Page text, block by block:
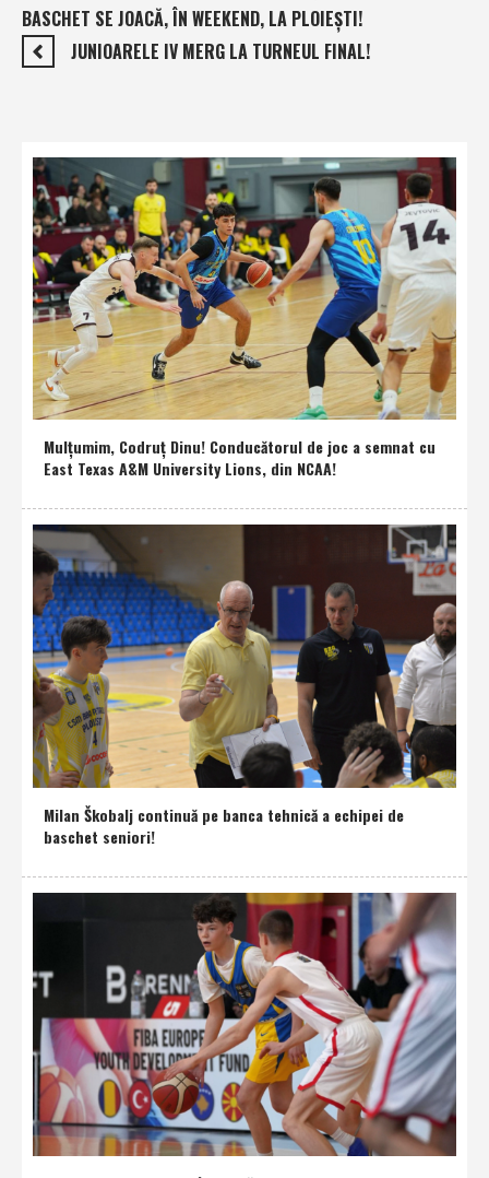
BASCHET SE JOACĂ, ÎN WEEKEND, LA PLOIEŞTI!
JUNIOARELE IV MERG LA TURNEUL FINAL!
Mulţumim, Codruţ Dinu! Conducătorul de joc a semnat cu
East Texas A&M University Lions, din NCAA!
Milan Škobalj continuă pe banca tehnică a echipei de
baschet seniori!